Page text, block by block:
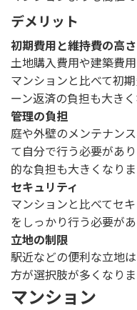
デメリット
初期費用と維持費の高さ
土地購入費用や建築費
マンションと比べて初
ーン返済の負担も大きく
管理の負担
庭や外壁のメンテナン
て自分で行う必要があ
的な負担も大きくなりま
セキュリティ
マンションと比べてセ
をしっかり行う必要があ
立地の制限
駅近などの便利な立地
方が選択肢が多くなりま
マンション